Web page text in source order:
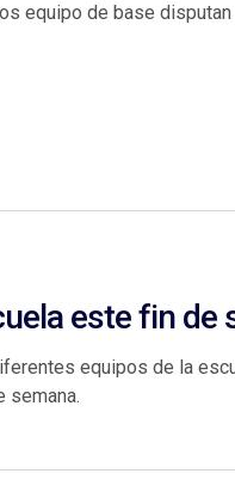
equipo de base
este fin de
equipos de la
semana.